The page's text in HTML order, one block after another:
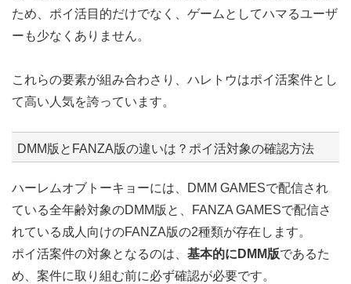
ため、ポイ活目的だけでなく、ゲームとしてハマるユーザ
ーも少なくありません。
これらの要素が組み合わさり、ハレトウはポイ活案件とし
て高い人気を誇っています。
DMM版とFANZA版の違いは？ポイ活対象の確認方法
ハーレムオブトーキョーには、DMM GAMESで配信され
ている全年齢対象のDMM版と、FANZA GAMESで配信さ
れている成人向けのFANZA版の2種類が存在します。
ポイ活案件の対象となるのは、 基本的にDMM版であるた
め、案件に取り組む前に必ず確認が必要です。